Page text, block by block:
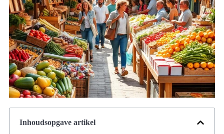
Inhoudsopgave artikel